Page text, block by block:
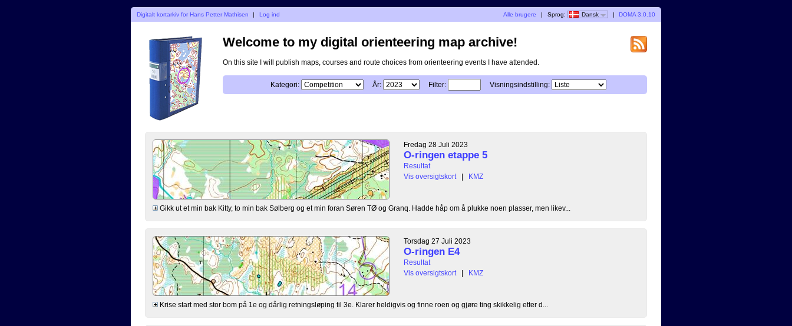
Digitalt kortarkiv for Hans Petter Mathisen | Log ind Alle brugere | Sprog: Dansk | DOMA 3.0.10
Welcome to my digital orienteering map archive!
On this site I will publish maps, courses and route choices from orienteering events I have attended.
Kategori: År: Filter: Visningsindstilling:
Fredag 28 Juli 2023
O-ringen etappe 5
Resultat
Vis oversigtskort
| KMZ
Gikk ut et min bak Kitty, to min bak Sølberg og et min foran Søren TØ og Granq. Hadde håp om å plukke noen plasser, men likev...
Torsdag 27 Juli 2023
O-ringen E4
Resultat
Vis oversigtskort
| KMZ
Krise start med stor bom på 1e og dårlig retningsløping til 3e. Klarer heldigvis og finne roen og gjøre ting skikkelig etter d...